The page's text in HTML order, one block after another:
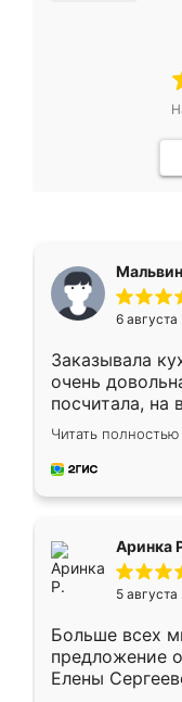
6 августа
Заказывала
очень
посчитала, на
Замерщик
делу со всей
за день,
Читать полностью
Аринка
5
Больше всех
предложение
Елены